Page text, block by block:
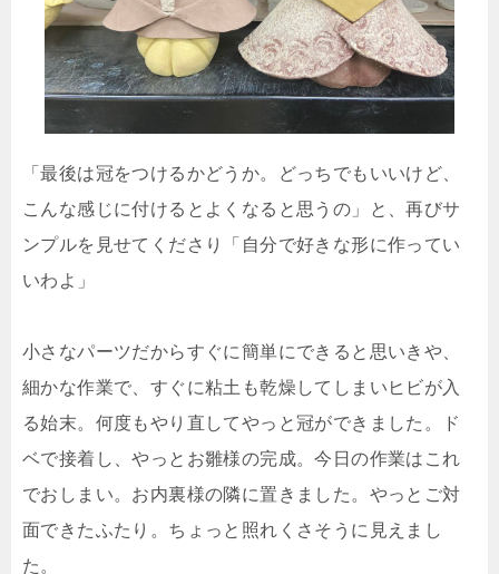
「最後は冠をつけるかどうか。どっちでもいいけど、
こんな感じに付けるとよくなると思うの」と、再びサ
ンプルを見せてくださり「自分で好きな形に作ってい
いわよ」
小さなパーツだからすぐに簡単にできると思いきや、
細かな作業で、すぐに粘土も乾燥してしまいヒビが入
る始末。何度もやり直してやっと冠ができました。ド
ベで接着し、やっとお雛様の完成。今日の作業はこれ
でおしまい。お内裏様の隣に置きました。やっとご対
面できたふたり。ちょっと照れくさそうに見えまし
た。